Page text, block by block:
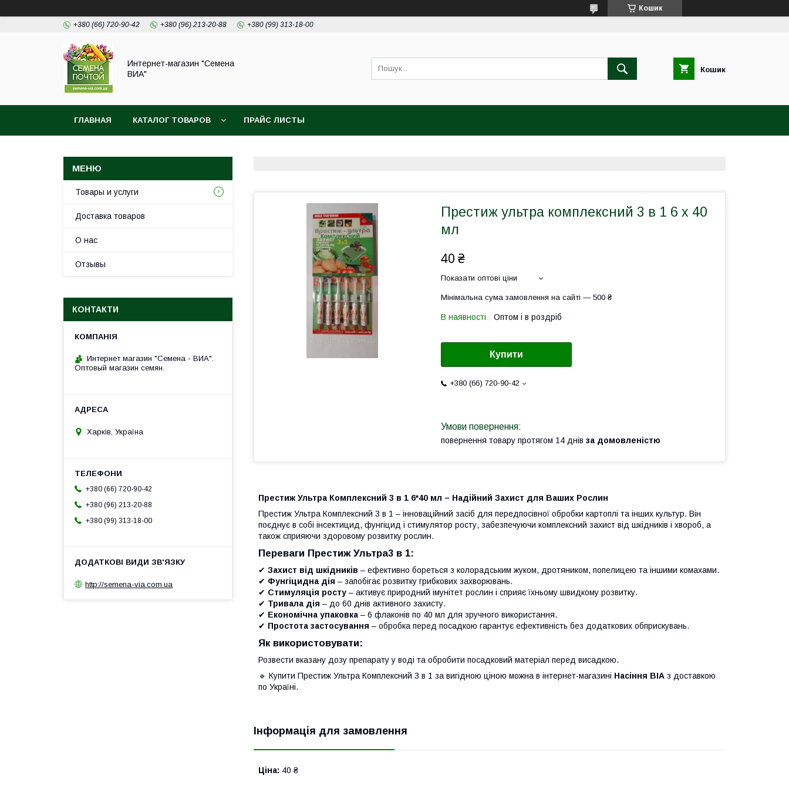
Кошик
+380 (66) 720-90-42 +380 (96) 213-20-88 +380 (99) 313-18-00
Интернет-магазин "Семена
ВИА"
Кошик
ГЛАВНАЯ КАТАЛОГ ТОВАРОВ ПРАЙС ЛИСТЫ
Престиж ультра комплексний 3 в 1 6 х 40
мл
40 ₴
Показати оптові ціни
Мінімальна сума замовлення на сайті — 500 ₴
В наявності Оптом і в роздріб
Купити
+380 (66) 720-90-42
повернення товару протягом 14 днів за домовленістю
Престиж Ультра Комплексний 3 в 1 6*40 мл – Надійний Захист для Ваших Рослин
Престиж Ультра Комплексний 3 в 1 – інноваційний засіб для передпосівної обробки картоплі та інших культур. Він
поєднує в собі інсектицид, фунгіцид і стимулятор росту, забезпечуючи комплексний захист від шкідників і хвороб, а
також сприяючи здоровому розвитку рослин.
Переваги Престиж Ультра3 в 1:
✔ Захист від шкідників – ефективно бореться з колорадським жуком, дротяником, попелицею та іншими комахами.
✔ Фунгіцидна дія – запобігає розвитку грибкових захворювань.
✔ Стимуляція росту – активує природний імунітет рослин і сприяє їхньому швидкому розвитку.
✔ Тривала дія – до 60 днів активного захисту.
✔ Економічна упаковка – 6 флаконів по 40 мл для зручного використання.
✔ Простота застосування – обробка перед посадкою гарантує ефективність без додаткових обприскувань.
Як використовувати:
Розвести вказану дозу препарату у воді та обробити посадковий матеріал перед висадкою.
🔹 Купити Престиж Ультра Комплексний 3 в 1 за вигідною ціною можна в інтернет-магазині Насіння ВІА з доставкою
по Україні.
Інформація для замовлення
Ціна: 40 ₴
Товары и услуги
Доставка товаров
О нас
Отзывы
КОНТАКТИ
Интернет магазин "Семена - ВИА".
Оптовый магазин семян.
Харків, Україна
+380 (66) 720-90-42
+380 (96) 213-20-88
+380 (99) 313-18-00
http://semena-via.com.ua